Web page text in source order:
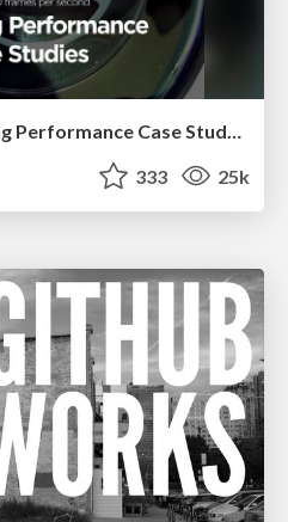
333 25k